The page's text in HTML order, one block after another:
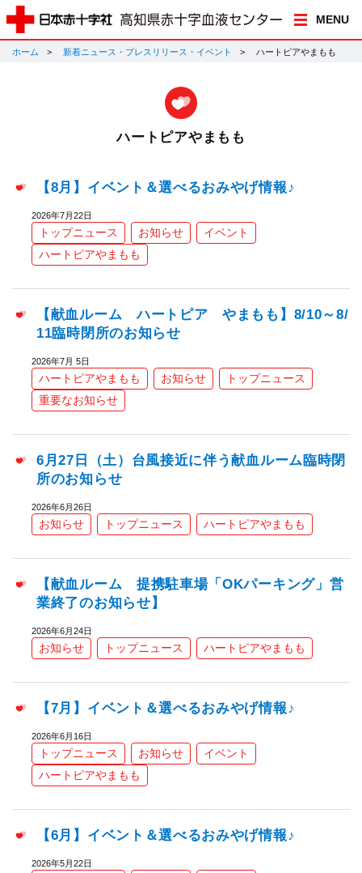
MENU
ホーム 新着ニュース・プレスリリース・イベント ハートピアやまもも
ハートピアやまもも
【8月】イベント＆選べるおみやげ情報♪
2026年7月22日
トップニュース お知らせ
イベント
ハートピアやまもも
【献血ルーム ハートピア やまもも】8/10～8/
11臨時閉所のお知らせ
2026年7月 5日
ハートピアやまもも お知らせ
トップニュース
重要なお知らせ
6月27日（土）台風接近に伴う献血ルーム臨時閉
所のお知らせ
2026年6月26日
お知らせ トップニュース ハートピアやまもも
【献血ルーム 提携駐車場「OKパーキング」営
業終了のお知らせ】
2026年6月24日
お知らせ トップニュース ハートピアやまもも
【7月】イベント＆選べるおみやげ情報♪
2026年6月16日
トップニュース お知らせ
イベント
ハートピアやまもも
【6月】イベント＆選べるおみやげ情報♪
2026年5月22日